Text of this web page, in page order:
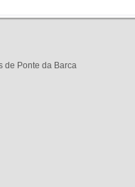
de Ponte da Barca